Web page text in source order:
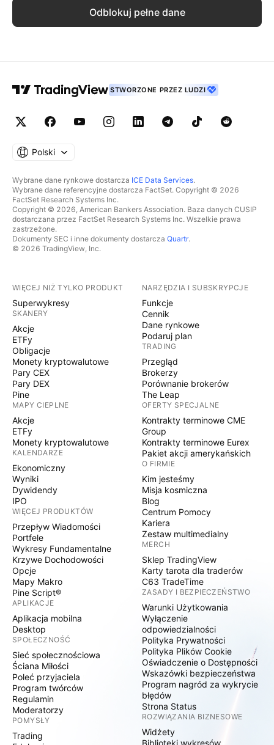
Odblokuj pełne dane
STWORZONE PRZEZ LUDZI
Polski
Wybrane dane rynkowe dostarcza ICE Data Services.
Wybrane dane referencyjne dostarcza FactSet. Copyright © 2026
FactSet Research Systems Inc.
Copyright © 2026, American Bankers Association. Baza danych CUSIP
dostarczana przez FactSet Research Systems Inc. Wszelkie prawa
zastrzeżone.
Dokumenty SEC i inne dokumenty dostarcza Quartr.
© 2026 TradingView, Inc.
WIĘCEJ NIŻ TYLKO PRODUKT
Superwykresy
SKANERY
Akcje
ETFy
Obligacje
Monety kryptowalutowe
Pary CEX
Pary DEX
Pine
MAPY CIEPLNE
Akcje
ETFy
Monety kryptowalutowe
KALENDARZE
Ekonomiczny
Wyniki
Dywidendy
IPO
WIĘCEJ PRODUKTÓW
Przepływ Wiadomości
Portfele
Wykresy Fundamentalne
Krzywe Dochodowości
Opcje
Mapy Makro
Pine Script®
APLIKACJE
Aplikacja mobilna
Desktop
SPOŁECZNOŚĆ
Sieć społecznościowa
Ściana Miłości
Poleć przyjaciela
Program twórców
Regulamin
Moderatorzy
POMYSŁY
Trading
NARZĘDZIA I SUBSKRYPCJE
Funkcje
Cennik
Dane rynkowe
Podaruj plan
TRADING
Przegląd
Brokerzy
Porównanie brokerów
The Leap
OFERTY SPECJALNE
Kontrakty terminowe CME
Group
Kontrakty terminowe Eurex
Pakiet akcji amerykańskich
O FIRMIE
Kim jesteśmy
Misja kosmiczna
Blog
Centrum Pomocy
Kariera
Zestaw multimedialny
MERCH
Sklep TradingView
Karty tarota dla traderów
C63 TradeTime
ZASADY I BEZPIECZEŃSTWO
Warunki Użytkowania
Wyłączenie
odpowiedzialności
Polityka Prywatności
Polityka Plików Cookie
Oświadczenie o Dostępności
Wskazówki bezpieczeństwa
Program nagród za wykrycie
błędów
Strona Status
ROZWIĄZANIA BIZNESOWE
Widżety
Biblioteki wykresów